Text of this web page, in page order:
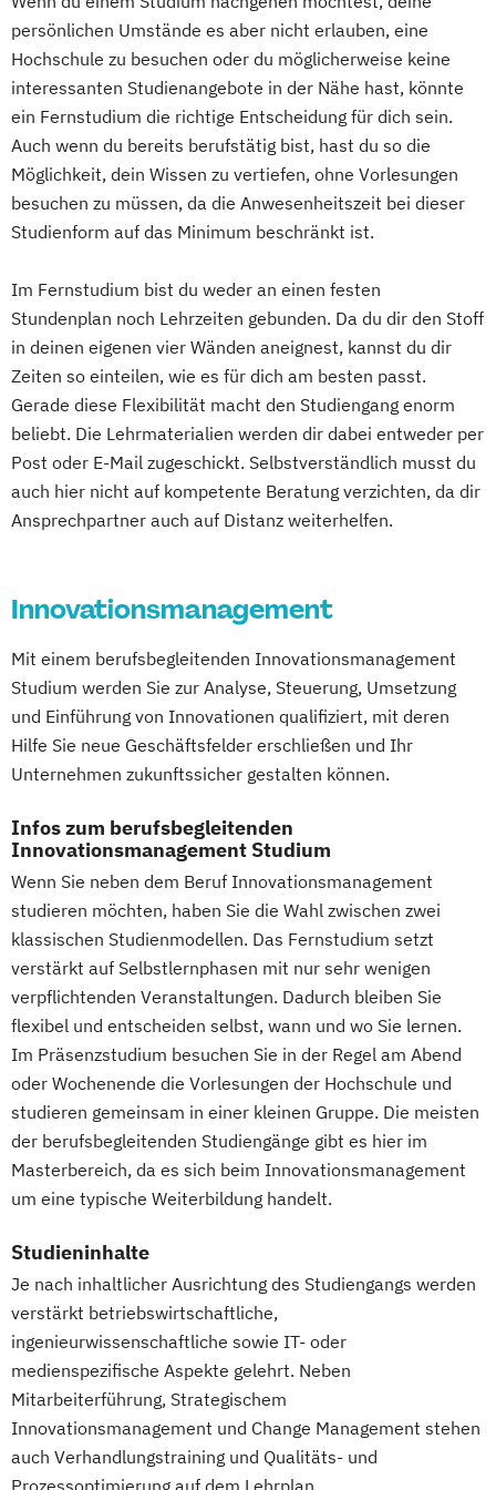
Immobilienwirtschaft Informatik
Information Technology Management
(DE/EN)
Innovation and Entrepreneurship (DE/EN)
International Healthcare Management
(DE/EN)
International Management (DE/EN)
Journalismus und digitale Kommunikation
Kindheitspädagogik
Kindheitspädagogik für Erzieher:innen
Kommunikationsdesign
Kommunikationspsychologie
Kultur- und Medienpädagogik
Leitungshandeln in der Pädagogik
Logistikmanagement Logopädie
Management (DE/EN) Marketing
Master of Business Administration (DE/EN)
Mechatronik Mediendesign
Medieninformatik Medienmanagement
Medizinische Informatik Medizintechnik
Modemanagement
Online Marketing
Online Marketing (DE/EN)
Personalentwicklung
Personalmanagement
Personalmanagement (DE/EN) Pflege
Pflegemanagement Pflegepädagogik
Physiotherapie
Product Management (DE/EN)
Produktdesign
Projektmanagement (DE/EN)
Psychologie Public Health
Public Management
Public Management für
Verwaltungsfachangestellte
Public Relations und Kommunikation
Pädagogik Pädagogik für Bildung
Beratung und Personalentwicklung
Pädagogik Bildungsberatung und Leitung
Robotics (DE/EN) Social Media
Softwareentwicklung (DE/EN)
Soziale Arbeit
Global Business Administration (EN)
Inklusion und Teilhabe
Innovation und Zukunftsforschung
Integrative Lerntherapie
Kommunikation und Content Creation
Kommunikation und Medienmanagement
Kommunikationsdesign
Lebensmittelmanagement und -
Lerntherapie
Management
Management im Gesundheitswesen
Medien- und Kommunikationsmanagement
Mediendesign
Nachhaltigkeitsmanagement
Management
Pharmamanagement und -technologie
Praxis- und Versorgungsmanagement
Prozess- und Projektmanagement
Psychologie Pädagogik
Soziale Arbeit
Soziale Arbeit im Online-Abendstudium
Sozialmanagement
Sozialwissenschaften
Sustainability Management
Therapiewissenschaften - Ergotherapie
Therapiewissenschaften - Logopädie
Therapiewissenschaften - Physiotherapie
UX & Service Design
UX-Design
Wirtschaftsingenieurwesen
Wirtschaftsingenieurwesen und
Maschinenbau
Wirtschaftspsychologie & Künstliche
Intelligenz
Wirtschaftspsychologie (DE/EN))
Wirtschaftspsychologie im Online-
Wirtschaftsrecht
Wirtschaftswissenschaften
MBA Health Care Management
Management im Gesundheitswesen
Marketing
Master of Business Administration (MBA)
Master’s Program in Exercise Science &
Sports Nutrion (EN)
Online-Marketing & Marketingmanagement
(dual)
Personalmanagement
Prävention & Gesundheitsförderung
Prävention
Gesundheitsmanagement
Public Relations Hochschulzertifikat
Revenue Management
Tourism Consulting
Tourismusökonom (FH)
Trainingswissenschaft und Sporternährung
Development
Digitale Medien
Digitale Transformation kompakt
Digitales Energiemanagement und
Digitalisierung und Transformation
Einführung in die Elektrotechnik
Einführung in die IT-Sicherheit
Elektro- und Informationstechnik
Elektrotechnik
Energieerzeugung aus Biomasse
Energieingenieurwesen
Energiespeichertechnik
Energieverfahrenstechnik
Energiewirtschaft und -management
Engineering Management
Fahrzeugtechnik
Gestaltung interaktiver Systeme
Grundlagen des Software Engineering
IT-Sicherheit Industriedesign
Informatik Ingenieurpsychologie
Innovations- und Technologiemanagement
KI und maschinelles Lernen
Kommunikationsdesign
Kunststofftechnik
Lebensmittelverfahrenstechnik
Leit- und Sicherungstechnik
Maschinenbau Materials Science
Mathematik für Studierende
ingenieurwissenschaftlicher Fächer
Mathematik für Studierende
wirtschaftswissenschaftlicher Fächer
Mechatronik
Mediengestaltung
Medizinische Informatik Medizintechnik
Mensch-Computer-Interaktion
Nachhaltiges Design
Nachhaltigkeitstechnologien und -
management
Nationale und internationale Zertifizierung
und Produktkennzeichnung
New Venture Management
Patentmanagement
Professional Software Engineering
Prozesssimulation in der
persönlichen Umstände es aber nicht erlauben, eine
Hochschule zu besuchen oder du möglicherweise keine
interessanten Studienangebote in der Nähe hast, könnte
ein Fernstudium die richtige Entscheidung für dich sein.
Auch wenn du bereits berufstätig bist, hast du so die
Möglichkeit, dein Wissen zu vertiefen, ohne Vorlesungen
besuchen zu müssen, da die Anwesenheitszeit bei dieser
Studienform auf das Minimum beschränkt ist.
Im Fernstudium bist du weder an einen festen
Stundenplan noch Lehrzeiten gebunden. Da du dir den Stoff
in deinen eigenen vier Wänden aneignest, kannst du dir
Zeiten so einteilen, wie es für dich am besten passt.
Gerade diese Flexibilität macht den Studiengang enorm
beliebt. Die Lehrmaterialien werden dir dabei entweder per
Post oder E-Mail zugeschickt. Selbstverständlich musst du
auch hier nicht auf kompetente Beratung verzichten, da dir
Ansprechpartner auch auf Distanz weiterhelfen.
Innovationsmanagement
Mit einem berufsbegleitenden Innovationsmanagement
Studium werden Sie zur Analyse, Steuerung, Umsetzung
und Einführung von Innovationen qualifiziert, mit deren
Hilfe Sie neue Geschäftsfelder erschließen und Ihr
Unternehmen zukunftssicher gestalten können.
Infos zum berufsbegleitenden
Innovationsmanagement Studium
Wenn Sie neben dem Beruf Innovationsmanagement
studieren möchten, haben Sie die Wahl zwischen zwei
klassischen Studienmodellen. Das Fernstudium setzt
verstärkt auf Selbstlernphasen mit nur sehr wenigen
verpflichtenden Veranstaltungen. Dadurch bleiben Sie
flexibel und entscheiden selbst, wann und wo Sie lernen.
Im Präsenzstudium besuchen Sie in der Regel am Abend
oder Wochenende die Vorlesungen der Hochschule und
studieren gemeinsam in einer kleinen Gruppe. Die meisten
der berufsbegleitenden Studiengänge gibt es hier im
Masterbereich, da es sich beim Innovationsmanagement
um eine typische Weiterbildung handelt.
Studieninhalte
Je nach inhaltlicher Ausrichtung des Studiengangs werden
verstärkt betriebswirtschaftliche,
ingenieurwissenschaftliche sowie IT- oder
medienspezifische Aspekte gelehrt. Neben
Mitarbeiterführung, Strategischem
Innovationsmanagement und Change Management stehen
auch Verhandlungstraining und Qualitäts- und